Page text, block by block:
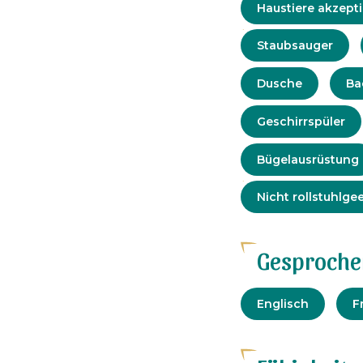
Haustiere
Komfort
Staubsauger
Dusche
Geschirrspüler
Bügelausrüstung
Tourismus
Nicht
Englisch